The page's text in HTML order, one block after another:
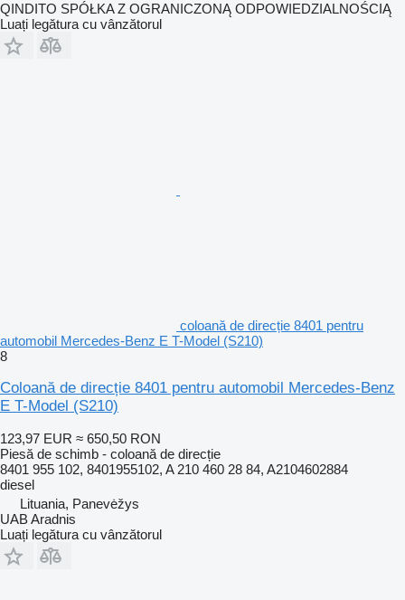
QINDITO SPÓŁKA Z OGRANICZONĄ ODPOWIEDZIALNOŚCIĄ
Luați legătura cu vânzătorul
coloană de direcție 8401 pentru
automobil Mercedes-Benz E T-Model (S210)
8
Coloană de direcție 8401 pentru automobil Mercedes-Benz
E T-Model (S210)
123,97 EUR ≈ 650,50 RON
Piesă de schimb - coloană de direcție
8401 955 102, 8401955102, A 210 460 28 84, A2104602884
diesel
Lituania, Panevėžys
UAB Aradnis
Luați legătura cu vânzătorul